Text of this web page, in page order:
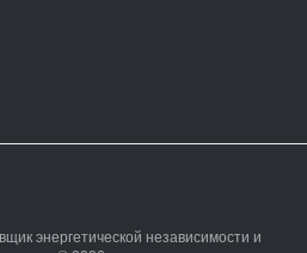
энергетической независимости и